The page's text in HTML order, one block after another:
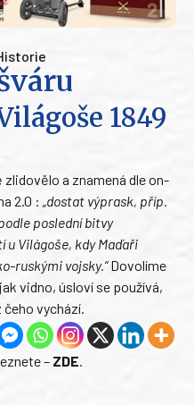
1849
a znamená dle on-
2.0 : „dostat výprask, příp.
poslední bitvy
u Világoše, kdy Maďaři
ruskými vojsky.“Dovolíme
vidno, úsloví se používá,
čeho vychází.
– ZDE.